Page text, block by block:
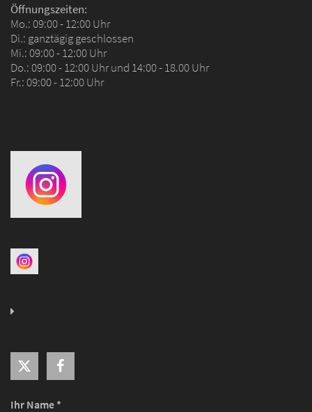
Ihr Name *
Öffnungszeiten:
Mo.: 09:00 - 12:00 Uhr
Di.: ganztägig geschlossen
Mi.: 09:00 - 12:00 Uhr
Do.: 09:00 - 12:00 Uhr und 14:00 - 18.00 Uhr
Fr.: 09:00 - 12:00 Uhr